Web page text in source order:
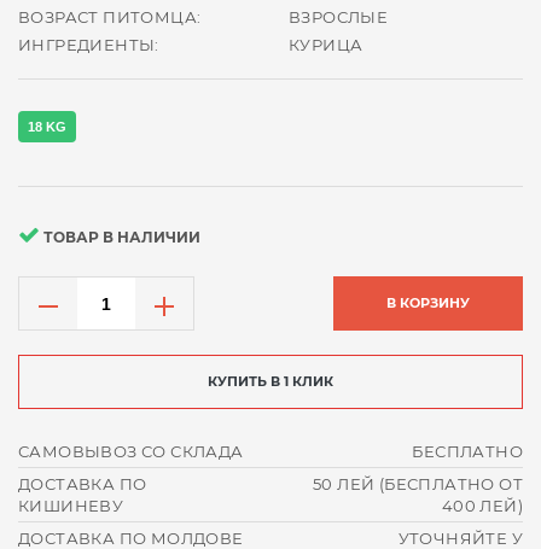
ВОЗРАСТ ПИТОМЦА:
ВЗРОСЛЫЕ
ИНГРЕДИЕНТЫ:
КУРИЦА
18 KG
ТОВАР В НАЛИЧИИ
В КОРЗИНУ
КУПИТЬ В 1 КЛИК
САМОВЫВОЗ СО СКЛАДА
БЕСПЛАТНО
ДОСТАВКА ПО
КИШИНЕВУ
50 ЛЕЙ (БЕСПЛАТНО ОТ
400 ЛЕЙ)
ДОСТАВКА ПО МОЛДОВЕ
УТОЧНЯЙТЕ У